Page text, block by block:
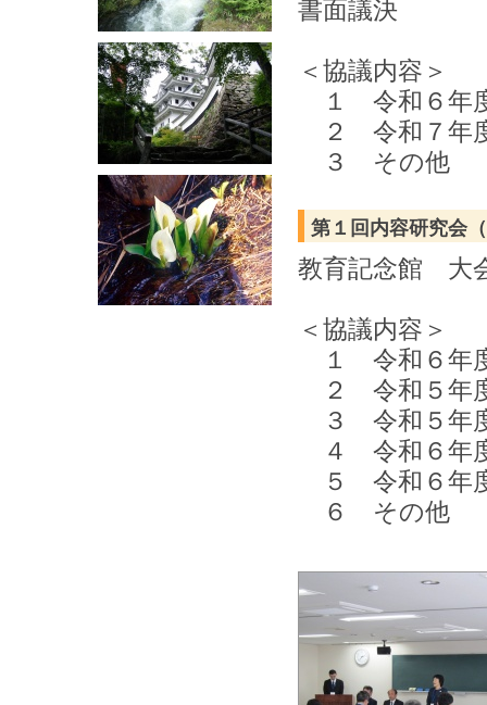
書面議決
＜協議内容＞
１ 令和６年
２ 令和７年
３ その他
第１回内容研究
教育記念館 大
＜協議内容＞
１ 令和６年
２ 令和５年
３ 令和５年
４ 令和６年
５ 令和６年
６ その他